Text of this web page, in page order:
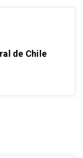
de Chile